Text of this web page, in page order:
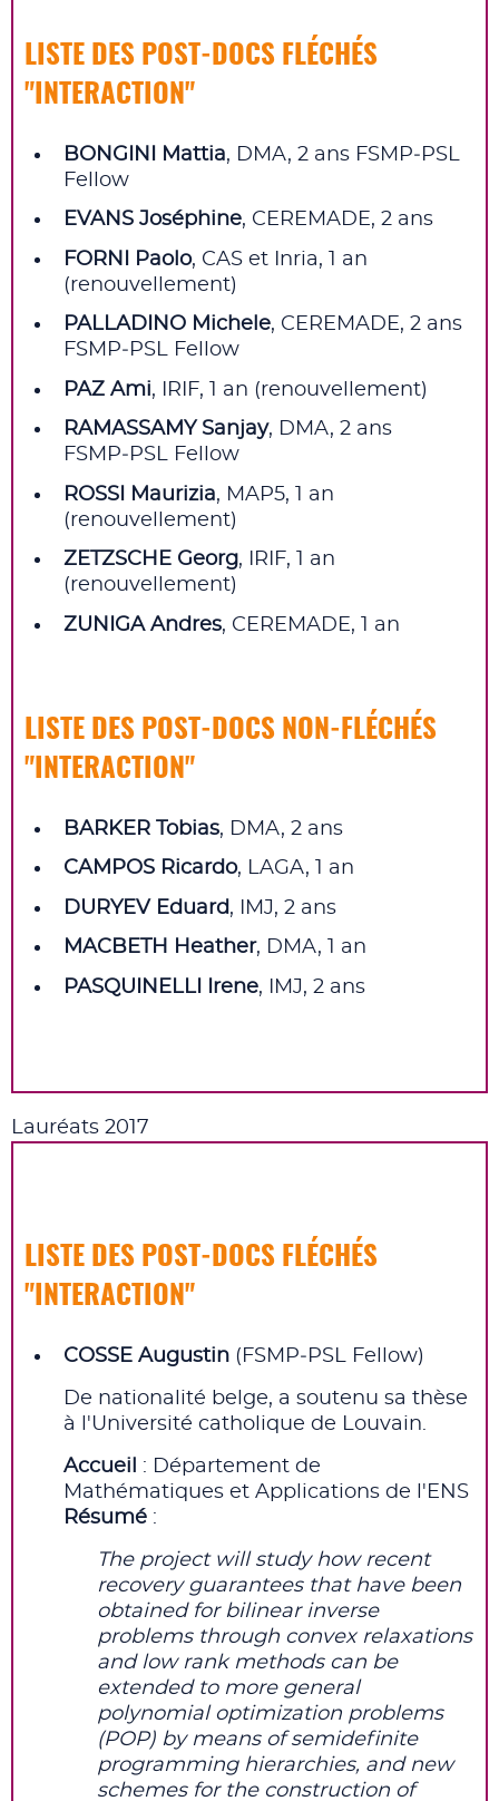
LISTE DES POST‑DOCS FLÉCHÉS
"INTERACTION"
BONGINI Mattia, DMA, 2 ans FSMP‑PSL
Fellow
EVANS Joséphine, CEREMADE, 2 ans
FORNI Paolo, CAS et Inria, 1 an
(renouvellement)
PALLADINO Michele, CEREMADE, 2 ans
FSMP‑PSL Fellow
PAZ Ami, IRIF, 1 an (renouvellement)
RAMASSAMY Sanjay, DMA, 2 ans
FSMP‑PSL Fellow
ROSSI Maurizia, MAP5, 1 an
(renouvellement)
ZETZSCHE Georg, IRIF, 1 an
(renouvellement)
ZUNIGA Andres, CEREMADE, 1 an
LISTE DES POST‑DOCS NON‑FLÉCHÉS
"INTERACTION"
BARKER Tobias, DMA, 2 ans
CAMPOS Ricardo, LAGA, 1 an
DURYEV Eduard, IMJ, 2 ans
MACBETH Heather, DMA, 1 an
PASQUINELLI Irene, IMJ, 2 ans
Lauréats 2017
LISTE DES POST‑DOCS FLÉCHÉS
"INTERACTION"
COSSE Augustin (FSMP‑PSL Fellow)
De nationalité belge, a soutenu sa thèse
à l'Université catholique de Louvain.
Accueil
: Département de
Mathématiques et Applications de l'ENS
Résumé :
The project will study how recent
recovery guarantees that have been
obtained for bilinear inverse
problems through convex relaxations
and low rank methods can be
extended to more general
polynomial optimization problems
(POP) by means of semidefinite
programming hierarchies, and new
schemes for the construction of